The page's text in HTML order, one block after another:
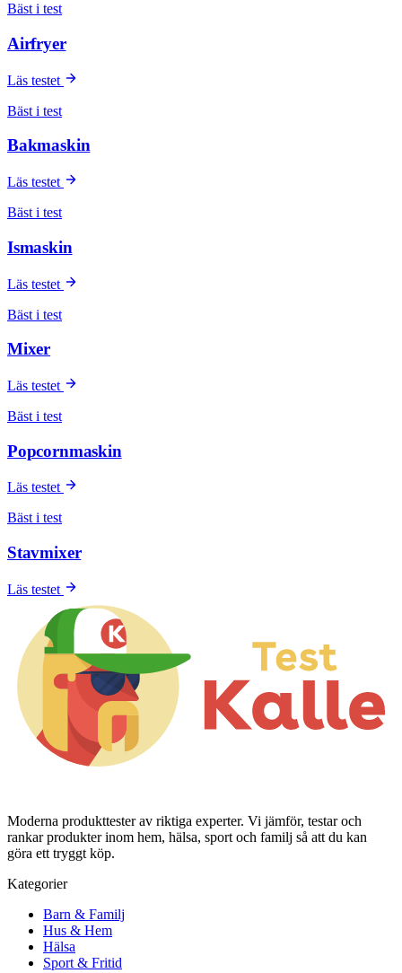
Bäst i test
Airfryer
Läs testet
Bäst i test
Bakmaskin
Läs testet
Bäst i test
Ismaskin
Läs testet
Bäst i test
Mixer
Läs testet
Bäst i test
Popcornmaskin
Läs testet
Bäst i test
Stavmixer
Läs testet
Moderna produkttester av riktiga experter. Vi jämför, testar och
rankar produkter inom hem, hälsa, sport och familj så att du kan
göra ett tryggt köp.
Kategorier
Barn & Familj
Hus & Hem
Hälsa
Sport & Fritid